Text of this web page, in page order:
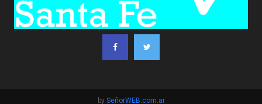
by SeñorWEB.com.ar